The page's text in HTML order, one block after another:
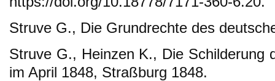
Struve G., Die Grundrechte des
Struve G., Heinzen K., Die Schilderung
im April 1848, Straßburg 1848.